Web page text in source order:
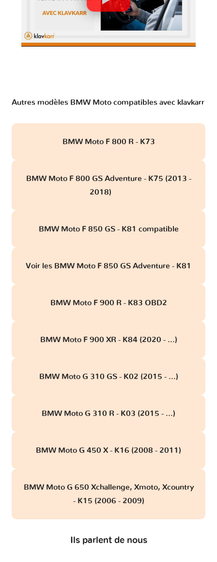
Autres modèles BMW Moto compatibles avec klavkarr
BMW Moto F 800 R - K73
BMW Moto F 800 GS Adventure - K75 (2013 -
2018)
BMW Moto F 850 GS - K81 compatible
Voir les BMW Moto F 850 GS Adventure - K81
BMW Moto F 900 R - K83 OBD2
BMW Moto F 900 XR - K84 (2020 - ...)
BMW Moto G 310 GS - K02 (2015 - ...)
BMW Moto G 310 R - K03 (2015 - ...)
BMW Moto G 450 X - K16 (2008 - 2011)
BMW Moto G 650 Xchallenge, Xmoto, Xcountry
- K15 (2006 - 2009)
Ils parlent de nous